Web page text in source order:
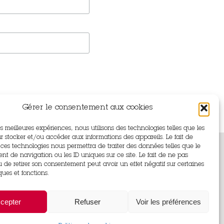
Gérer le consentement aux cookies
meilleures expériences, nous utilisons des technologies telles que les
stocker et/ou accéder aux informations des appareils. Le fait de
technologies nous permettra de traiter des données telles que le
de navigation ou les ID uniques sur ce site. Le fait de ne pas
de retirer son consentement peut avoir un effet négatif sur certaines
et fonctions.
Refuser Voir les préférences